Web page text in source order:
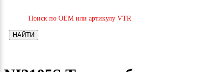
Поиск по OEM или артикулу VTR
НАЙТИ